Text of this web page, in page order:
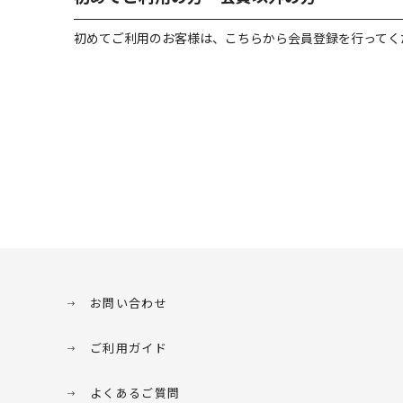
初めてご利用のお客様は、こちらから会員登録を行って
お問い合わせ
ご利用ガイド
よくあるご質問